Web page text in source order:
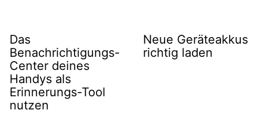
Das
Benachrichtigungs-
Center deines
Handys als
Erinnerungs-Tool
nutzen
Neue Geräteakkus
richtig laden